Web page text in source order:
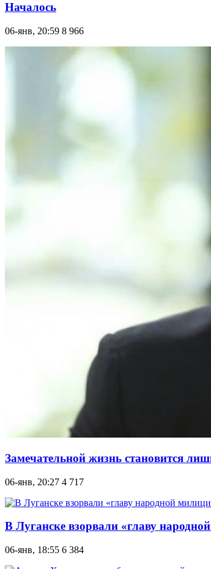
Началось
06-янв, 20:59 8 966
Замечательной жизнь становится
06-янв, 20:27 4 717
В Луганске взорвали «главу
06-янв, 18:55 6 384